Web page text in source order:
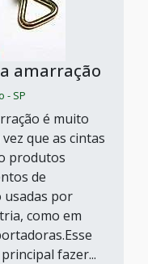
amarração
- SP
é muito
que as cintas
produtos
de
usadas por
como em
fazer...